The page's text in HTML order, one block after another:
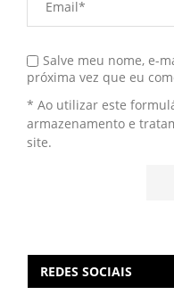
Salve meu nome, e-
próxima vez que eu
* Ao utilizar este
armazenamento e
site.
REDES SOCIAIS